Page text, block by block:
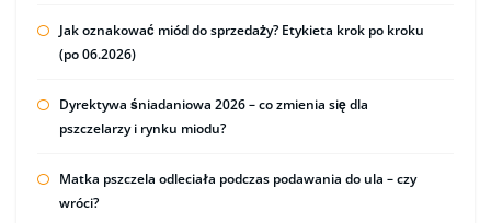
Jak oznakować miód do sprzedaży? Etykieta krok po kroku
(po 06.2026)
Dyrektywa śniadaniowa 2026 – co zmienia się dla
pszczelarzy i rynku miodu?
Matka pszczela odleciała podczas podawania do ula – czy
wróci?